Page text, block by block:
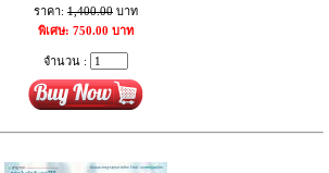
ราคา: 1,400.00 บาท
พิเศษ: 750.00 บาท
จำนวน :